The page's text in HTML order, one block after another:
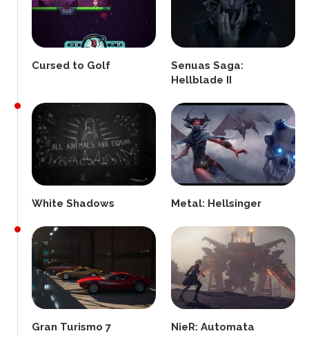
Cursed to Golf
Senuas Saga:
Hellblade II
White Shadows Metal: Hellsinger
Gran Turismo 7 NieR: Automata